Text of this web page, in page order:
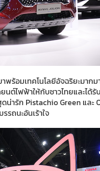
พร้อมเทคโนโลยีอัจฉริยะมากม
ต์ไฟฟ้าให้กับชาวไทยและได้
น่ารัก Pistachio Green และ
รถนะอันเร้าใจ